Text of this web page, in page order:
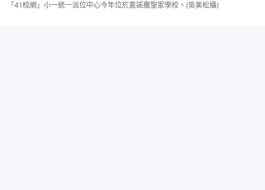
「41校網」小一統一派位中心今年位於嘉諾撒聖家學校。(吳美松攝)